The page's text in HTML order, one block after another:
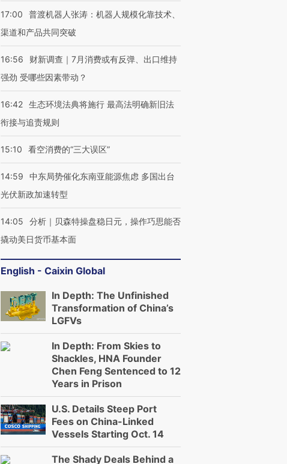
17:00
普渡机器人张涛：机器人规模化靠技术、
渠道和产品共同突破
16:56
财新调查｜7月消费或有反弹、出口维持
强劲 受哪些因素带动？
16:42 生态环境法典将施行 最高法明确新旧法
衔接与追责规则
15:10 看空消费的“三大误区”
14:59
中东局势催化东南亚能源焦虑 多国出台
光伏新政加速转型
14:05
分析｜贝森特操盘稳日元，操作巧思能否
撬动美日货币基本面
English - Caixin Global
In Depth: The Unfinished
Transformation of China’s
LGFVs
In Depth: From Skies to
Shackles, HNA Founder
Chen Feng Sentenced to 12
Years in Prison
U.S. Details Steep Port
Fees on China-Linked
Vessels Starting Oct. 14
The Shady Deals Behind a